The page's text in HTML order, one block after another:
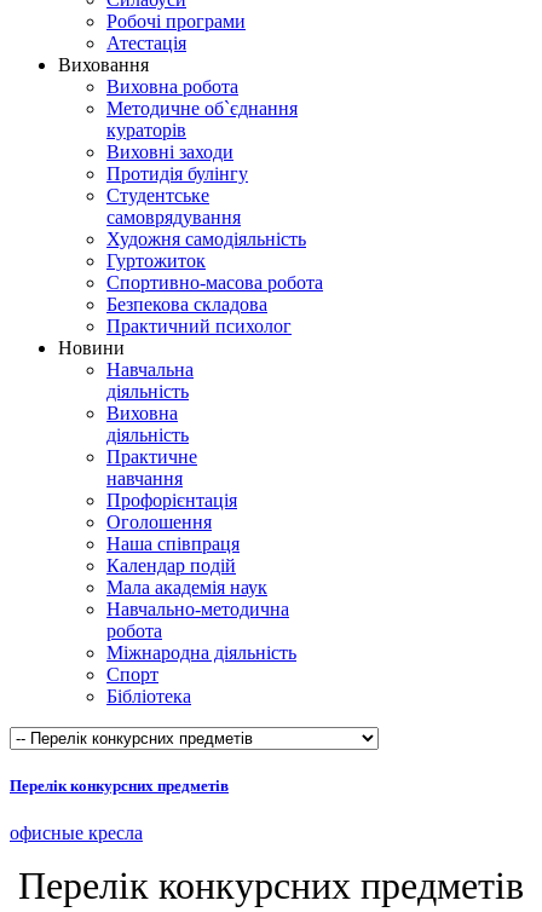
Робочі програми
Атестація
Виховання
Виховна робота
Методичне об`єднання
кураторів
Виховні заходи
Протидія булінгу
Студентське
самоврядування
Художня самодіяльність
Гуртожиток
Спортивно-масова робота
Безпекова складова
Практичний психолог
Новини
Навчальна
діяльність
Виховна
діяльність
Практичне
навчання
Профорієнтація
Оголошення
Наша співпраця
Календар подій
Мала академія наук
Навчально-методична
робота
Міжнародна діяльність
Спорт
Бібліотека
Перелік конкурсних предметів
офисные кресла
Перелік конкурсних предметів